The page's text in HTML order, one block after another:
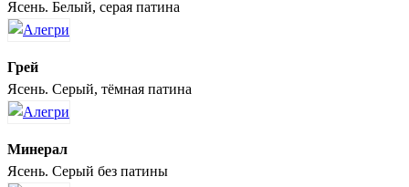
Ясень. Белый, серая патина
Грей
Ясень. Серый, тёмная патина
Минерал
Ясень. Серый без патины